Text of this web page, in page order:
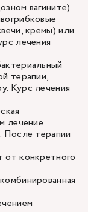
вагините)
кремы) или
лечения
терапии,
Курс лечения
лечение
После терапии
от конкретного